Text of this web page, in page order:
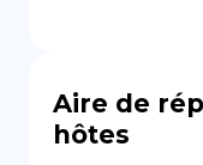
Aire de
hôtes